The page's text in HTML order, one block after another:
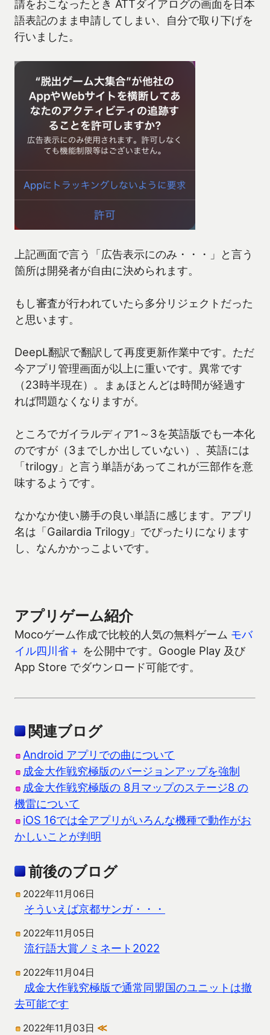
請をおこなったとき ATTダイアログの画面を日本
語表記のまま申請してしまい、自分で取り下げを
行いました。
上記画面で言う「広告表示にのみ・・・」と言う
箇所は開発者が自由に決められます。
もし審査が行われていたら多分リジェクトだった
と思います。
DeepL翻訳で翻訳して再度更新作業中です。ただ
今アプリ管理画面が以上に重いです。異常です
（23時半現在）。まぁほとんどは時間が経過す
れば問題なくなりますが。
ところでガイラルディア1～3を英語版でも一本化
のですが（3までしか出していない）、英語には
「trilogy」と言う単語があってこれが三部作を意
味するようです。
なかなか使い勝手の良い単語に感じます。アプリ
名は「Gailardia Trilogy」でぴったりになります
し、なんかかっこよいです。
アプリゲーム紹介
Mocoゲーム作成で比較的人気の無料ゲーム モバ
イル四川省＋ を公開中です。Google Play 及び
App Store でダウンロード可能です。
関連ブログ
Android アプリでの曲について
成金大作戦究極版のバージョンアップを強制
成金大作戦究極版の 8月マップのステージ8 の
機雷について
iOS 16では全アプリがいろんな機種で動作がお
かしいことが判明
前後のブログ
2022年11月06日
そういえば京都サンガ・・・
2022年11月05日
流行語大賞ノミネート2022
2022年11月04日
成金大作戦究極版で通常同盟国のユニットは撤
去可能です
2022年11月03日 ≪